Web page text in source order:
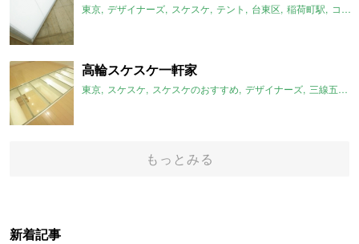
東京 デザイナーズ スケスケ テント 台東区 稲荷町駅 コンクリート
高輪スケスケ一軒家
東京 スケスケ スケスケのおすすめ デザイナーズ 三線五駅
もっとみる
新着記事